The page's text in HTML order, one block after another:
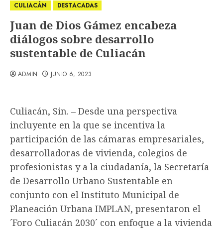
CULIACÁN DESTACADAS
Juan de Dios Gámez encabeza
diálogos sobre desarrollo
sustentable de Culiacán
ADMIN JUNIO 6, 2023
Culiacán, Sin. – Desde una perspectiva
incluyente en la que se incentiva la
participación de las cámaras empresariales,
desarrolladoras de vivienda, colegios de
profesionistas y a la ciudadanía, la Secretaría
de Desarrollo Urbano Sustentable en
conjunto con el Instituto Municipal de
Planeación Urbana IMPLAN, presentaron el
´Foro Culiacán 2030´ con enfoque a la vivienda